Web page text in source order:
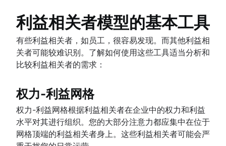
利益相关者模型的基本工具
有些利益相关者，如员工，很容易发现。而其他利益相
关者可能较难识别。了解如何使用这些工具适当分析和
比较利益相关者的需求：
权力-利益网格
权力-利益网格根据利益相关者在企业中的权力和利益
水平对其进行组织。您的大部分注意力都应集中在位于
网格顶端的利益相关者身上。这些利益相关者可能会严